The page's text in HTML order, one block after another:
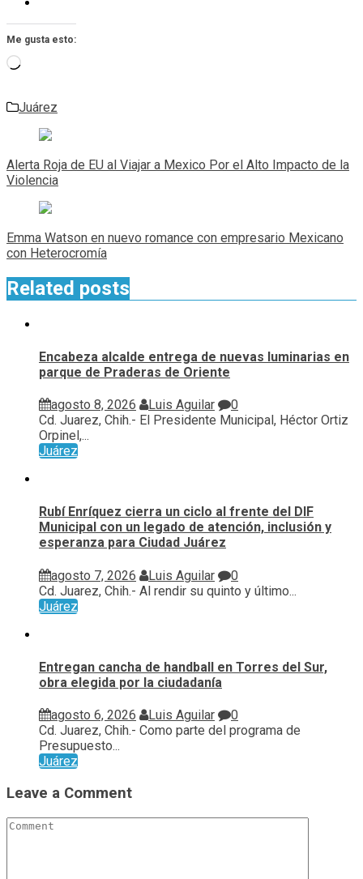
Me gusta esto:
Cargando...
Juárez
Navegación
de
entradas
Alerta Roja de EU al Viajar a Mexico Por el Alto Impacto de la
Violencia
Emma Watson en nuevo romance con empresario Mexicano
con Heterocromía
Related posts
Encabeza alcalde entrega de nuevas luminarias en
parque de Praderas de Oriente
agosto 8, 2026 Luis Aguilar
0
Cd. Juarez, Chih.- El Presidente Municipal, Héctor Ortiz
Orpinel,...
Juárez
Rubí Enríquez cierra un ciclo al frente del DIF
Municipal con un legado de atención, inclusión y
esperanza para Ciudad Juárez
agosto 7, 2026 Luis Aguilar
0
Cd. Juarez, Chih.- Al rendir su quinto y último...
Juárez
Entregan cancha de handball en Torres del Sur,
obra elegida por la ciudadanía
agosto 6, 2026 Luis Aguilar
0
Cd. Juarez, Chih.- Como parte del programa de
Presupuesto...
Juárez
Leave a Comment